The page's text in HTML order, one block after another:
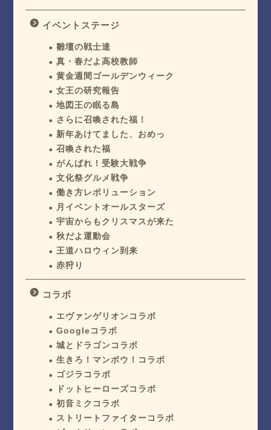
イベントステージ
雛壇の戦士達
真・春だよ高校教師
黄金週間ゴールデンウィーク
女王の研究報告
地図王の眠る島
さらに召喚された福！
新年あけてました、おめっ
召喚された福
がんばれ！受験大戦争
文化祭グルメ戦争
働き方レボリューション
月イベントオールスターズ
宇宙からもクリスマスが来た
秋だよ運動会
王道ハロウィン到来
赤狩り
コラボ
エヴァンゲリオンコラボ
Googleコラボ
城とドラゴンコラボ
生きろ！マンボウ！コラボ
ゴジラコラボ
ドットヒーローズコラボ
初音ミクコラボ
ストリートファイターコラボ